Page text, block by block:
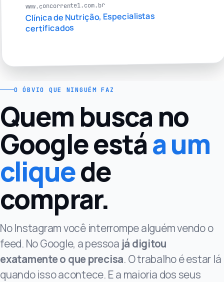
www.concorrente1.com.br
Clínica de Nutrição, Especialistas
certificados
O ÓBVIO QUE NINGUÉM FAZ
Quem busca no
Google estáa um
cliquede
comprar.
No Instagram você interrompe alguém vendo o
feed. No Google, a pessoa já digitou
exatamente o que precisa. O trabalho é estar lá
quando isso acontece. E a maioria dos seus